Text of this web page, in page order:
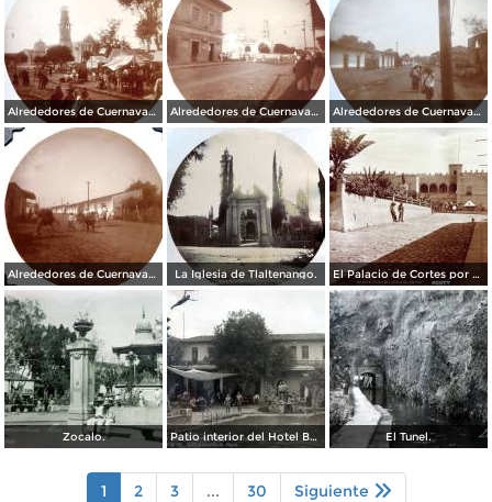
Alrededores de Cuernavaca Morelos. Alrededores de Cuernavaca Morelos. Alrededores de Cuernavaca Morelos.
Alrededores de Cuernavaca Morelos. La Iglesia de Tlaltenango. El Palacio de Cortes por el Fotógrafo Windfield Scott.
Zocalo. Patio interior del Hotel Banos y Lido, El Tunel.
1 2 3 ... 30 Siguiente